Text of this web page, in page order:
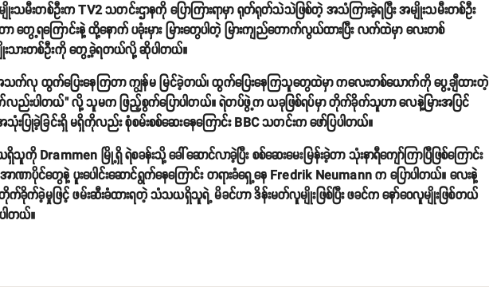
သမီးတစ်ဦးက TV2 သတင်းဌာနကို ပြောကြားရာမှာ ရုတ်ရုတ်သဲသဲဖြစ်တဲ့ အသံကြားခဲ့ရပြီး အမျိုးသမီးတစ်ဦး
ရကြောင်းနဲ့ ထို့နောက် ပခုံးမှား မြားတွေပါတဲ့ မြားကျည်တောက်လွယ်ထားပြီး လက်ထဲမှာ လေးတစ်
သားတစ်ဦးကို တွေ့ခဲ့ရတယ်လို့ ဆိုပါတယ်။
လု ထွက်ပြေးနေကြတာ ကျွန်မ မြင်ခဲ့တယ်၊ ထွက်ပြေးနေကြသူတွေထဲမှာ ကလေးတစ်ယောက်ကို ပွေ့ချီထားတဲ့
ည်းပါတယ်" လို့ သူမက ဖြည့်စွက်ပြောပါတယ်။ ရဲတပ်ဖွဲ့က ယခုဖြစ်ရပ်မှာ တိုက်ခိုက်သူဟာ လေနဲ့မြားအပြင်
းပြုခဲ့ခြင်းရှိ မရှိကိုလည်း စုံစမ်းစစ်ဆေးနေကြောင်း BBC သတင်းက ဖော်ပြပါတယ်။
Drammen မြို့ရှိ ရဲစခန်းသို့ ခေါ်ဆောင်လာခဲ့ပြီး စစ်ဆေးမေးမြန်းခဲ့တာ သုံးနာရီကျော်ကြာပြီဖြစ်ကြောင်း
ပိုင်တွေနဲ့ ပူးပေါင်းဆောင်ရွက်နေကြောင်း တရားခံရှေ့နေ Fredrik Neumann က ပြောပါတယ်။ လေးနဲ့
က်ခိုက်ခဲ့မှုဖြင့် ဖမ်းဆီးခံထားရတဲ့ သံသယရှိသူရဲ့ မိခင်ဟာ ဒိန်းမတ်လူမျိုးဖြစ်ပြီး ဖခင်က နော်ဝေလူမျိုးဖြစ်တယ်
တယ်။